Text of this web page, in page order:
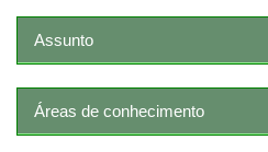
Assunto
Áreas de conhecimento